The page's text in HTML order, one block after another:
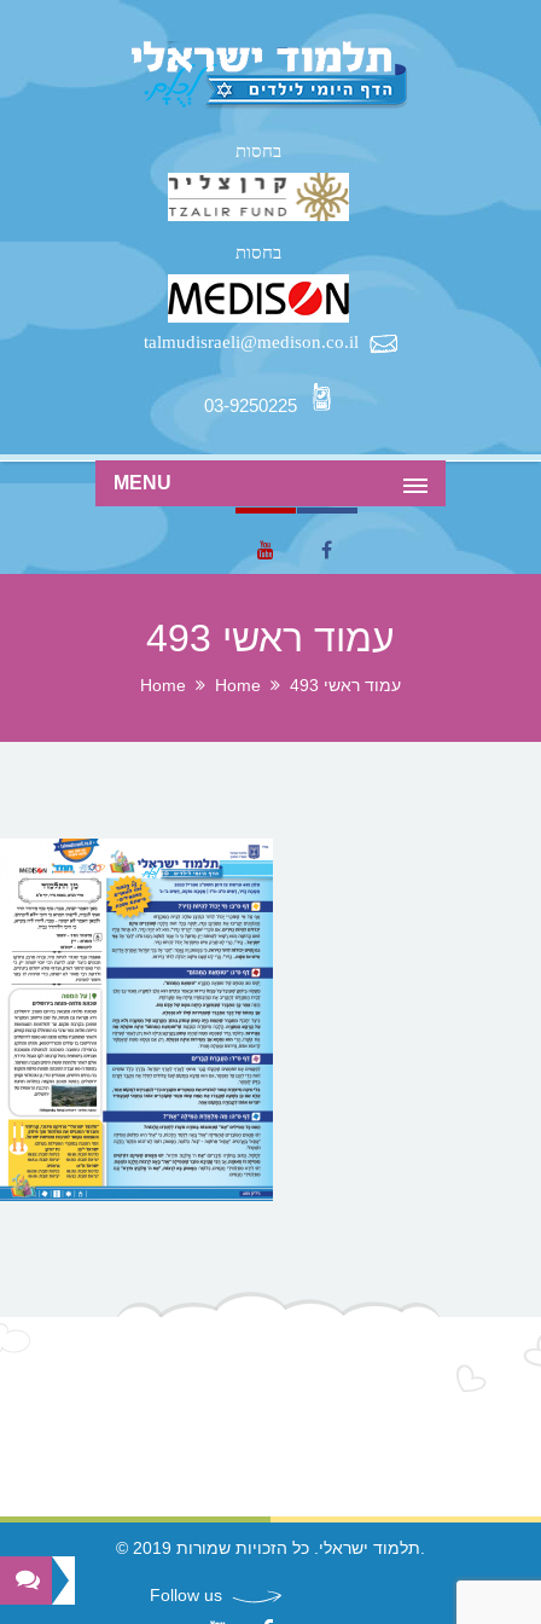
בחסות
בחסות
talmudisraeli@medison.co.il
03-9250225
MENU
עמוד ראשי 493
Home Home עמוד ראשי 493
© 2019 תלמוד ישראלי. כל הזכויות שמורות.
Follow us